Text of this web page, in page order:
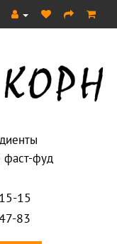
фаст-фуд
15
83